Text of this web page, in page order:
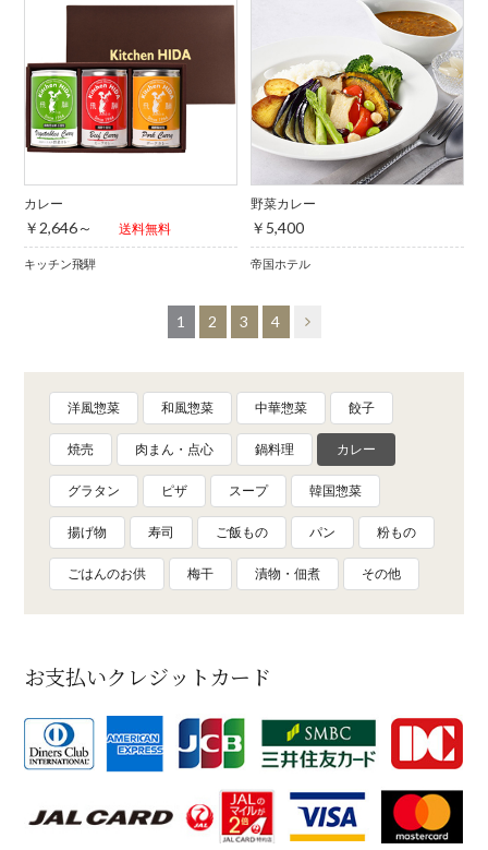
カレー
￥2,646～ 送料無料
キッチン飛騨
野菜カレー
￥5,400
帝国ホテル
1 2 3 4
洋風惣菜 和風惣菜 中華惣菜 餃子
焼売 肉まん・点心 鍋料理 カレー
グラタン ピザ スープ 韓国惣菜
揚げ物 寿司 ご飯もの パン 粉もの
ごはんのお供 梅干 漬物・佃煮 その他
お支払いクレジットカード